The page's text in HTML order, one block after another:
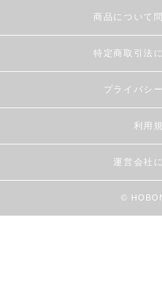
商品について
特定商取引法
プライバシ
利用
運営会社
©